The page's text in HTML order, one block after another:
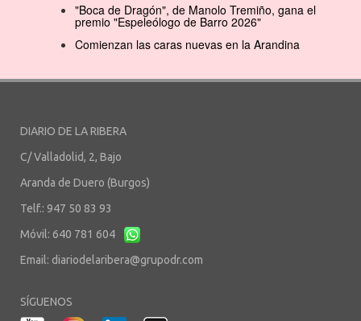
"Boca de Dragón", de Manolo Tremiño, gana el
premio "Espeleólogo de Barro 2026"
Comienzan las caras nuevas en la Arandina
DIARIO DE LA RIBERA
C/ Valladolid, 2, Bajo
Aranda de Duero (Burgos)
Telf.: 947 50 83 93
Móvil: 640 781 604
Email: diariodelaribera@grupodr.com
SÍGUENOS